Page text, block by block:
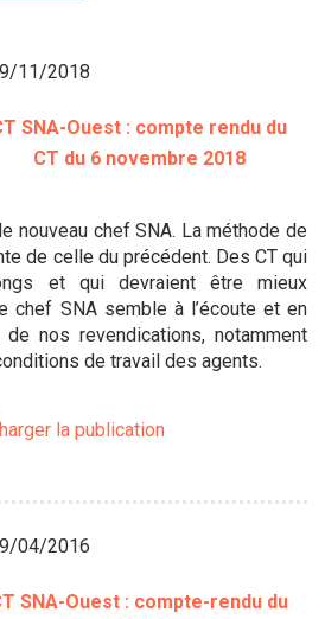
11/2018
SNA-Ouest : compte rendu du
CT du 6 novembre 2018
nouveau chef SNA. La méthode de
de celle du précédent. Des CT qui
et qui devraient être mieux
chef SNA semble à l’écoute et en
nos revendications, notamment
de travail des agents.
la publication
04/2016
SNA-Ouest : compte-rendu du